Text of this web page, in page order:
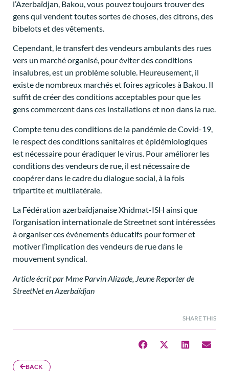
l’Azerbaïdjan, Bakou, vous pouvez toujours trouver des
gens qui vendent toutes sortes de choses, des citrons, des
bibelots et des vêtements.
Cependant, le transfert des vendeurs ambulants des rues
vers un marché organisé, pour éviter des conditions
insalubres, est un problème soluble. Heureusement, il
existe de nombreux marchés et foires agricoles à Bakou. Il
suffit de créer des conditions acceptables pour que les
gens commercent dans ces installations et non dans la rue.
Compte tenu des conditions de la pandémie de Covid-19,
le respect des conditions sanitaires et épidémiologiques
est nécessaire pour éradiquer le virus. Pour améliorer les
conditions des vendeurs de rue, il est nécessaire de
coopérer dans le cadre du dialogue social, à la fois
tripartite et multilatérale.
La Fédération azerbaïdjanaise Xhidmat-ISH ainsi que
l’organisation internationale de Streetnet sont intéressées
à organiser ces événements éducatifs pour former et
motiver l’implication des vendeurs de rue dans le
mouvement syndical.
Article écrit par Mme Parvin Alizade, Jeune Reporter de
StreetNet en Azerbaïdjan
SHARE THIS
BACK